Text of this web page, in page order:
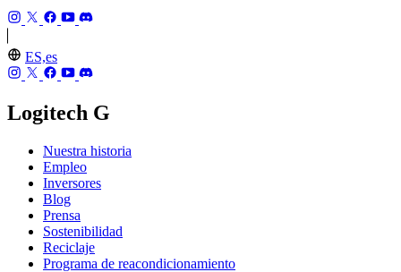
ES,es
Logitech G
Nuestra historia
Empleo
Inversores
Blog
Prensa
Sostenibilidad
Reciclaje
Programa de reacondicionamiento